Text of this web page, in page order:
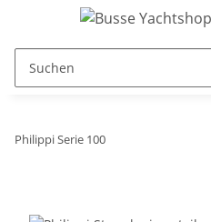
Philippi Serie 100